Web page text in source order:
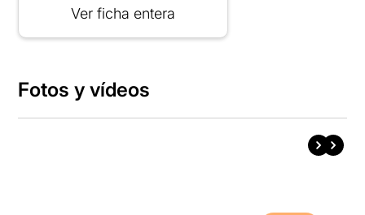
Ver ficha entera
Fotos y vídeos